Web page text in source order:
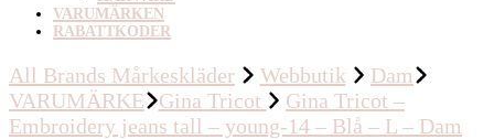
VARUMÄRKEN
RABATTKODER
All Brands Mårkeskläder Webbutik
Dam
VARUMÄRKE
Gina Tricot
Gina Tricot –
Embroidery jeans tall – young-14 – Blå – L – Dam